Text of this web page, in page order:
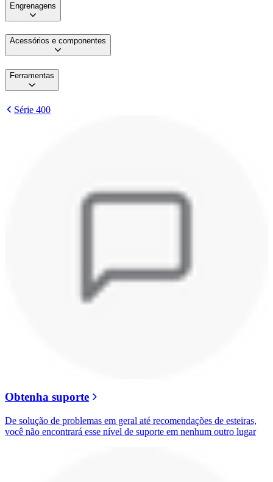
Engrenagens
Acessórios e componentes
Ferramentas
Série 400
Obtenha suporte
De solução de problemas em geral até recomendações de esteiras,
você não encontrará esse nível de suporte em nenhum outro lugar